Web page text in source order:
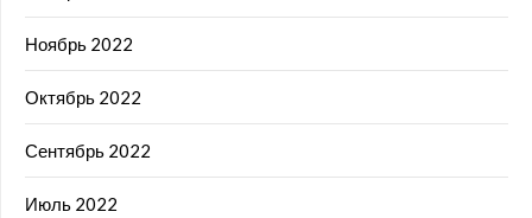
Ноябрь 2022
Октябрь 2022
Сентябрь 2022
Июль 2022